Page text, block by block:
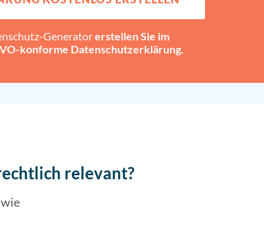
Generatorerstellen Sie im
konforme Datenschutz­erklärung.
relevant?